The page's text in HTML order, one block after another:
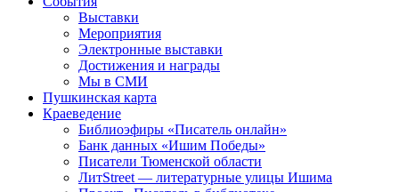
Выставки
Мероприятия
Электронные выставки
Достижения и награды
Мы в СМИ
Пушкинская карта
Краеведение
Библиоэфиры «Писатель онлайн»
Банк данных «Ишим Победы»
Писатели Тюменской области
ЛитStreet — литературные улицы Ишима